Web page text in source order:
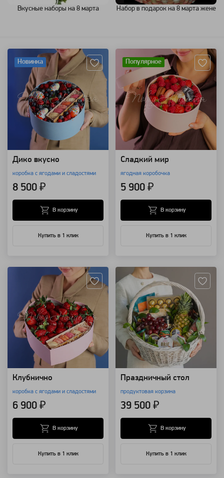
Вкусные наборы на 8 марта Набор в подарок на 8 марта жене
Новинка
Дико вкусно
коробка с ягодами и сладостями
8 500 ₽
Купить в 1 клик
В корзину
Популярное
Сладкий мир
ягодная коробочка
5 900 ₽
Купить в 1 клик
В корзину
Клубнично
коробка с ягодами и сладостями
6 900 ₽
Купить в 1 клик
В корзину
Праздничный стол
продуктовая корзина
39 500 ₽
Купить в 1 клик
В корзину